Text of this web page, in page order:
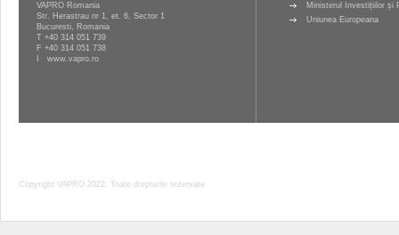
VAPRO Romania
Str. Herastrau nr 1, et. 6, Sector 1
Bucuresti, Romania
T +40 314 051 739
F +40 314 051 738
www.vapro.ro
Ministerul Investițiilor și
Uniunea Europeana
Copyright VAPRO 2022, Toate drepturile rezervate